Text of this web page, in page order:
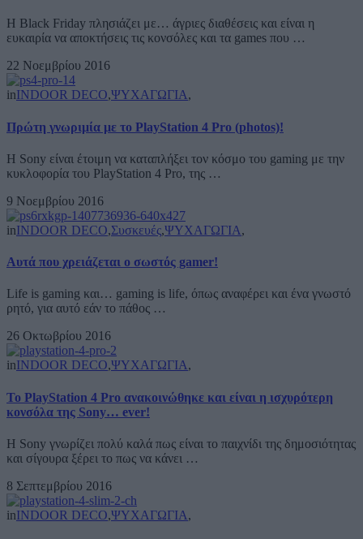
Η Black Friday πλησιάζει με… άγριες διαθέσεις και είναι η
ευκαιρία να αποκτήσεις τις κονσόλες και τα games που …
22 Νοεμβρίου 2016
inINDOOR DECO,ΨΥΧΑΓΩΓΙΑ,
Πρώτη γνωριμία με το PlayStation 4 Pro (photos)!
Η Sony είναι έτοιμη να καταπλήξει τον κόσμο του gaming με την
κυκλοφορία του PlayStation 4 Pro, της …
9 Νοεμβρίου 2016
inINDOOR DECO,Συσκευές,ΨΥΧΑΓΩΓΙΑ,
Αυτά που χρειάζεται ο σωστός gamer!
Life is gaming και… gaming is life, όπως αναφέρει και ένα γνωστό
ρητό, για αυτό εάν το πάθος …
26 Οκτωβρίου 2016
inINDOOR DECO,ΨΥΧΑΓΩΓΙΑ,
To PlayStation 4 Pro ανακοινώθηκε και είναι η ισχυρότερη
κονσόλα της Sony… ever!
H Sony γνωρίζει πολύ καλά πως είναι το παιχνίδι της δημοσιότητας
και σίγουρα ξέρει το πως να κάνει …
8 Σεπτεμβρίου 2016
inINDOOR DECO,ΨΥΧΑΓΩΓΙΑ,